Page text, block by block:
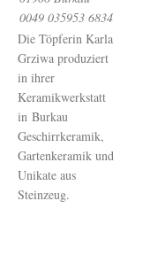
0049 035953 6834
Die Töpferin Karla
Grziwa produziert
in ihrer
Keramikwerkstatt
in Burkau
Geschirrkeramik,
Gartenkeramik und
Unikate aus
Steinzeug.